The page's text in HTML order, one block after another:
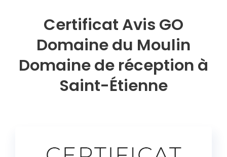
Certificat Avis GO
Domaine du Moulin
Domaine de réception à
Saint-Étienne